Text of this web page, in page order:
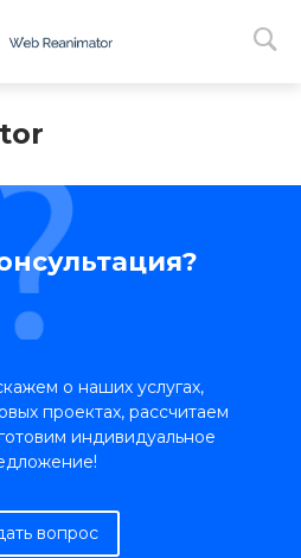
о наших услугах,
проектах, рассчитаем
индивидуальное
вопрос